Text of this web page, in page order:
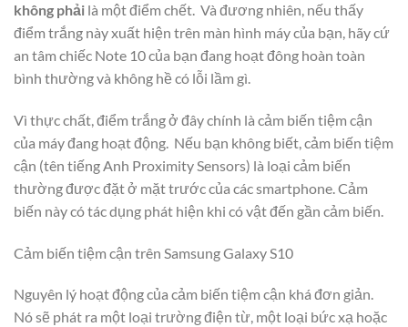
không phải là một điểm chết. Và đương nhiên, nếu thấy
điểm trắng này xuất hiện trên màn hình máy của bạn, hãy cứ
an tâm chiếc Note 10 của bạn đang hoạt đông hoàn toàn
bình thường và không hề có lỗi lầm gì.
Vì thực chất, điểm trắng ở đây chính là cảm biến tiệm cận
của máy đang hoạt động. Nếu bạn không biết, cảm biến tiệm
cận (tên tiếng Anh Proximity Sensors) là loại cảm biến
thường được đặt ở mặt trước của các smartphone. Cảm
biến này có tác dụng phát hiện khi có vật đến gần cảm biến.
Cảm biến tiệm cận trên Samsung Galaxy S10
Nguyên lý hoạt động của cảm biến tiệm cận khá đơn giản.
Nó sẽ phát ra một loại trường điện từ, một loại bức xạ hoặc